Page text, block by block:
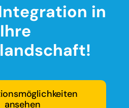
in
Ihre
ansehen